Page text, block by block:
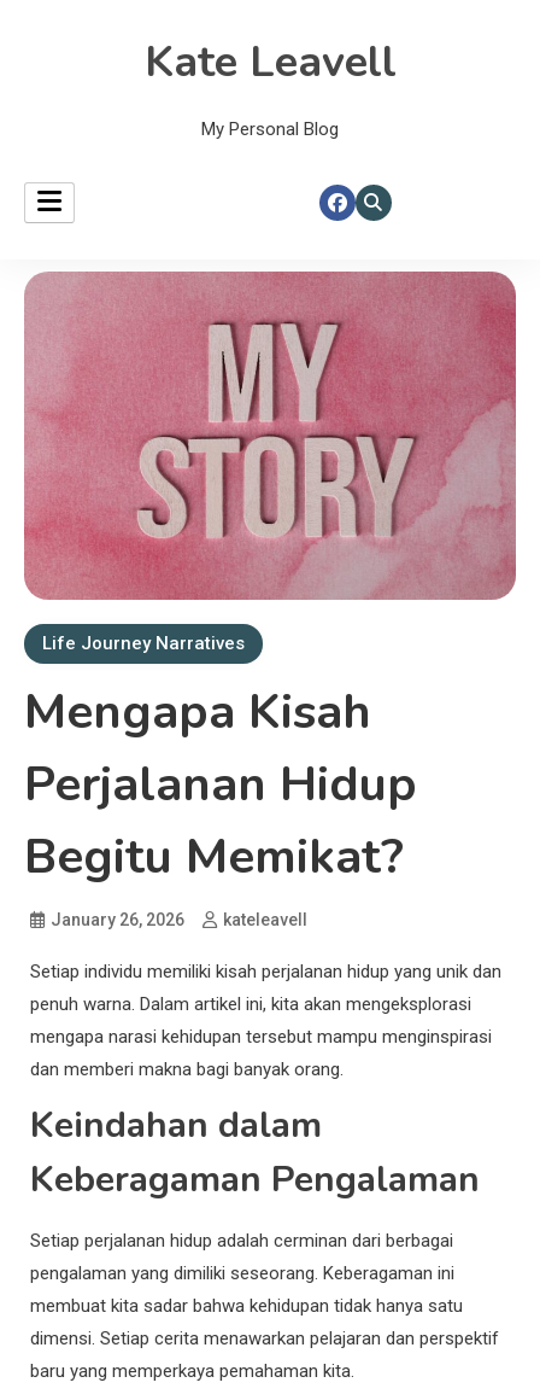
Kate Leavell
My Personal Blog
Life Journey Narratives
Mengapa Kisah
Perjalanan Hidup
Begitu Memikat?
January 26, 2026 kateleavell
Setiap individu memiliki kisah perjalanan hidup yang unik dan
penuh warna. Dalam artikel ini, kita akan mengeksplorasi
mengapa narasi kehidupan tersebut mampu menginspirasi
dan memberi makna bagi banyak orang.
Keindahan dalam
Keberagaman Pengalaman
Setiap perjalanan hidup adalah cerminan dari berbagai
pengalaman yang dimiliki seseorang. Keberagaman ini
membuat kita sadar bahwa kehidupan tidak hanya satu
dimensi. Setiap cerita menawarkan pelajaran dan perspektif
baru yang memperkaya pemahaman kita.